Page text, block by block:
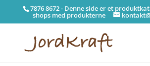
7876 8672 - Denne side er et
shops med produkterne